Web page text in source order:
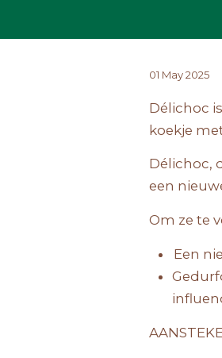
01 May 2025
Délichoc
koekje
Délichoc,
een
Om ze te
Een